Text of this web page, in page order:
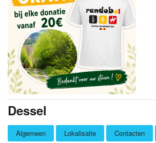
ZICH AANMELDEN
GRATIS REGISTRATIE
WACHTWOORD VERGETEN
Dessel
Algemeen Lokalisatie Contacten